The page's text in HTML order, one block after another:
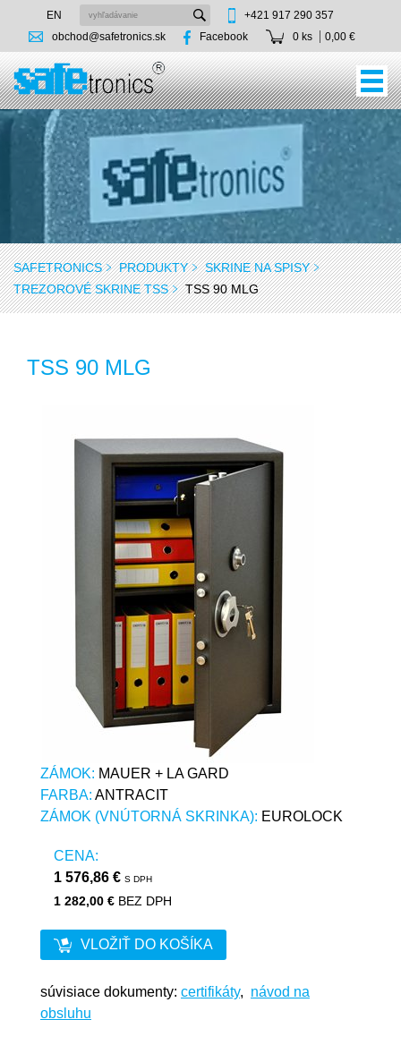
EN
+421 917 290 357
obchod@safetronics.sk
Facebook 0 ks 0,00 €
SAFETRONICS PRODUKTY
SKRINE NA SPISY
TREZOROVÉ SKRINE TSS
TSS 90 MLG
TSS 90 MLG
ZÁMOK: MAUER + LA GARD
FARBA: ANTRACIT
ZÁMOK (VNÚTORNÁ SKRINKA): EUROLOCK
CENA:
1 576,86 € S DPH
1 282,00 € BEZ DPH
VLOŽIŤ DO KOŠÍKA
súvisiace dokumenty: certifikáty, návod na
obsluhu